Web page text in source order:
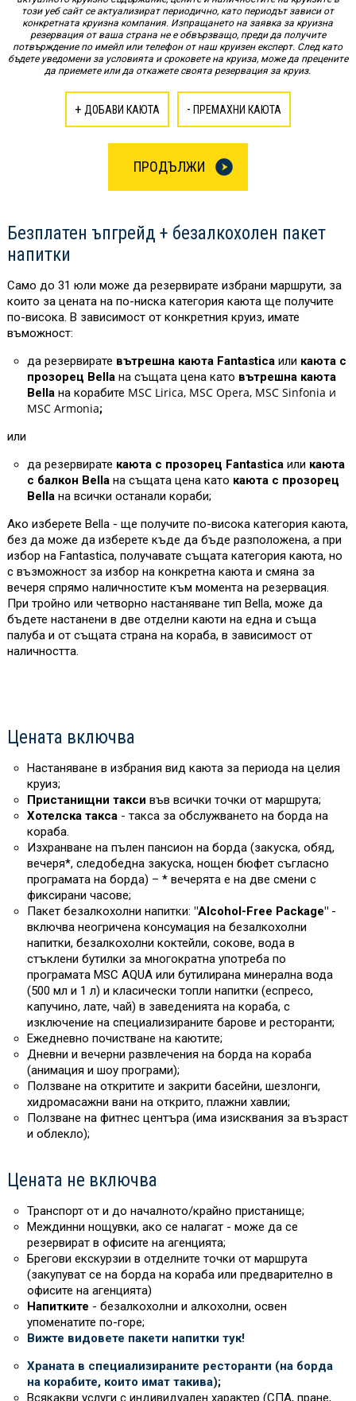
този уеб сайт се актуализират периодично, като периодът зависи от
конкретната круизна компания. Изпращането на заявка за круизна
резервация от ваша страна не е обвързващо, преди да получите
потвърждение по имейл или телефон от наш круизен експерт. След като
бъдете уведомени за условията и сроковете на круиза, може да прецените
да приемете или да откажете своята резервация за круиз.
+ ДОБАВИ КАЮТА - ПРЕМАХНИ КАЮТА
ПРОДЪЛЖИ
Безплатен ъпгрейд + безалкохолен пакет
напитки
Само до 31 юли може да резервирате избрани маршрути, за
които за цената на по-ниска категория каюта ще получите
по-висока. В зависимост от конкретния круиз, имате
въможност:
да резервирате вътрешна каюта Fantasticaили каюта с
прозорец Bellaна същата цена като вътрешна каюта
Bella на корабите MSC Lirica, MSC Opera, MSC Sinfonia и
MSC Armonia;
или
да резервирате каюта с прозорец Fantasticaили каюта
с балкон Bellaна същата цена като каюта с прозорец
Bella на всички останали кораби;
Ако изберете Bella - ще получите по-висока категория каюта,
без да може да изберете къде да бъде разположена, а при
избор на Fantastica, получавате същата категория каюта, но
с възможност за избор на конкретна каюта и смяна за
вечеря спрямо наличностите към момента на резервация.
При тройно или четворно настаняване тип Bella, може да
бъдете настанени в две отделни каюти на една и съща
палуба и от същата страна на кораба, в зависимост от
наличността.
Цената включва
Настаняване в избрания вид каюта за периода на целия
круиз;
Пристанищни такси във всички точки от маршрута;
Хотелска такса - такса за обслужването на борда на
кораба.
Изхранване на пълен пансион на борда (закуска, обяд,
вечеря*, следобедна закуска, нощен бюфет съгласно
програмата на борда) – * вечерята е на две смени с
фиксирани часове;
Пакет безалкохолни напитки: "Alcohol-Free Package"-
включва неогричена консумация на безалкохолни
напитки, безалкохолни коктейли, сокове, вода в
стъклени бутилки за многократна употреба по
програмата MSC AQUA или бутилирана минерална вода
(500 мл и 1 л) и класически топли напитки (еспресо,
капучино, лате, чай) в заведенията на кораба, с
изключение на специализираните барове и ресторанти;
Ежедневно почистване на каютите;
Дневни и вечерни развлечения на борда на кораба
(анимация и шоу програми);
Ползване на откритите и закрити басейни, шезлонги,
хидромасажни вани на открито, плажни хавлии;
Ползване на фитнес центъра (има изисквания за възраст
и облекло);
Цената не включва
Транспорт от и до началното/крайно пристанище;
Междинни нощувки, ако се налагат - може да се
резервират в офисите на агенцията;
Брегови екскурзии в отделните точки от маршрута
(закупуват се на борда на кораба или предварително в
офисите на агенцията)
Напитките - безалкохолни и алкохолни, освен
упоменатите по-горе;
Вижте видовете пакети напитки тук!
Храната в специализираните ресторанти (на борда
на корабите, които имат такива);
Всякакви услуги с индивидуален характер (СПА, пране,